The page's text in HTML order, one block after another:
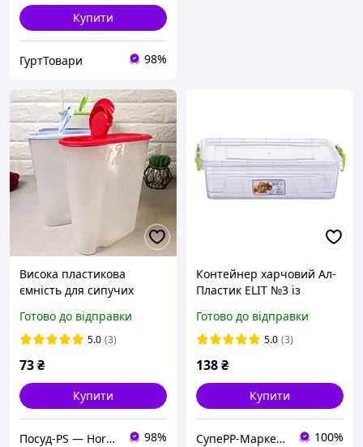
Купити
ГуртТовари 98%
Висока пластикова
ємність для сипучих
Готово до відправки
5.0 (3)
73₴
Купити
Посуд-PS — Horeca Посуд Подарунки 98%
Контейнер харчовий Ал-
Пластик ELIT №3 із
Готово до відправки
5.0 (3)
138₴
Купити
СупеРР-Маркет Корисних Товарів 100%